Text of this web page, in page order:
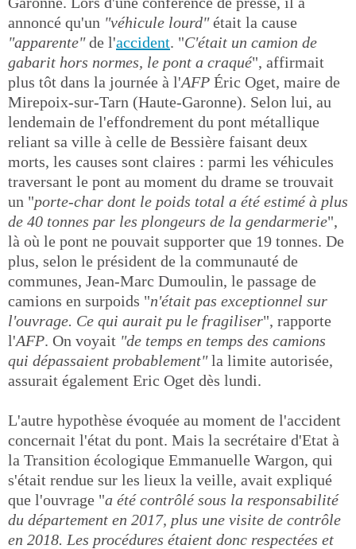
annoncé qu'un "véhicule lourd"était la cause
"apparente"de l'accident. "C'était un camion de
gabarit hors normes, le pont a craqué", affirmait
plus tôt dans la journée à l'AFP Éric Oget, maire de
Mirepoix-sur-Tarn (Haute-Garonne). Selon lui, au
lendemain de l'effondrement du pont métallique
reliant sa ville à celle de Bessière faisant deux
morts, les causes sont claires : parmi les véhicules
traversant le pont au moment du drame se trouvait
un "porte-char dont le poids total a été estimé à plus
de 40 tonnes par les plongeurs de la gendarmerie",
là où le pont ne pouvait supporter que 19 tonnes. De
plus, selon le président de la communauté de
communes, Jean-Marc Dumoulin, le passage de
camions en surpoids "n'était pas exceptionnel sur
l'ouvrage. Ce qui aurait pu le fragiliser", rapporte
l'AFP. On voyait "de temps en temps des camions
qui dépassaient probablement"la limite autorisée,
assurait également Eric Oget dès lundi.
L'autre hypothèse évoquée au moment de l'accident
concernait l'état du pont. Mais la secrétaire d'Etat à
la Transition écologique Emmanuelle Wargon, qui
s'était rendue sur les lieux la veille, avait expliqué
que l'ouvrage "a été contrôlé sous la responsabilité
du département en 2017, plus une visite de contrôle
en 2018. Les procédures étaient donc respectées et